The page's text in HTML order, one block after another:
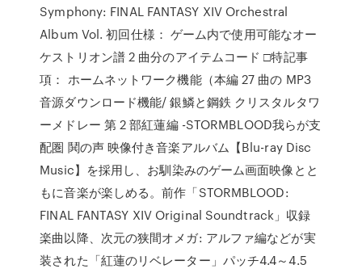
Symphony: FINAL FANTASY XIV Orchestral
Album Vol. 初回仕様： ゲーム内で使用可能なオー
ケストリオン譜 2 曲分のアイテムコード □特記事
項： ホームネットワーク機能（本編 27 曲の MP3
音源ダウンロード機能/ 銀鱗と鋼鉄 クリスタルタワ
ーメドレー 第 2 部紅蓮編 -STORMBLOOD我らが支
配圏 鬨の声 映像付き音楽アルバム【Blu-ray Disc
Music】を採用し、お馴染みのゲーム画面映像とと
もに音楽が楽しめる。前作「STORMBLOOD:
FINAL FANTASY XIV Original Soundtrack」収録
楽曲以降、次元の狭間オメガ: アルファ編などが実
装された「紅蓮のリベレーター」パッチ4.4～4.5